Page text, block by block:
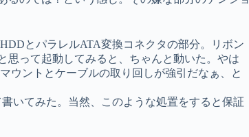
とパラレルATA変換コネクタの部分。リボン
思って起動してみると、ちゃんと動いた。やは
ウントとケーブルの取り回しが強引だなぁ、と
いてみた。当然、このような処置をすると保証